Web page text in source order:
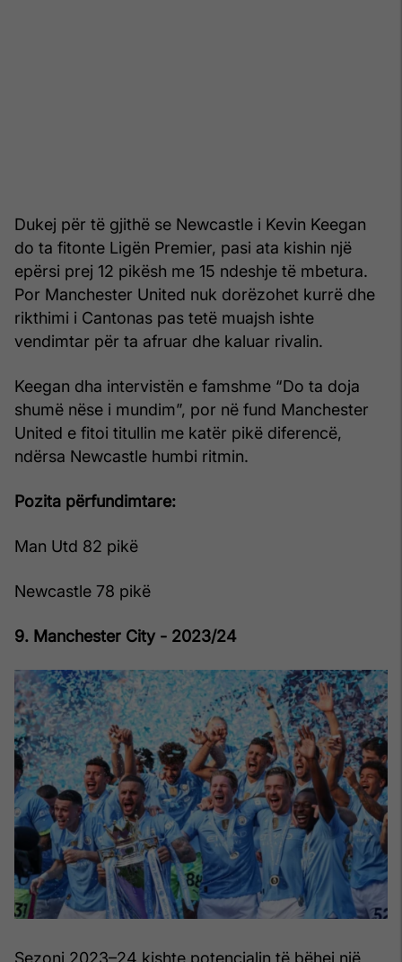
Dukej për të gjithë se Newcastle i Kevin Keegan
do ta fitonte Ligën Premier, pasi ata kishin një
epërsi prej 12 pikësh me 15 ndeshje të mbetura.
Por Manchester United nuk dorëzohet kurrë dhe
rikthimi i Cantonas pas tetë muajsh ishte
vendimtar për ta afruar dhe kaluar rivalin.
Keegan dha intervistën e famshme “Do ta doja
shumë nëse i mundim”, por në fund Manchester
United e fitoi titullin me katër pikë diferencë,
ndërsa Newcastle humbi ritmin.
Pozita përfundimtare:
Man Utd 82 pikë
Newcastle 78 pikë
9. Manchester City - 2023/24
Sezoni 2023–24 kishte potencialin të bëhej një